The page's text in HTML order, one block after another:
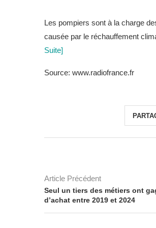
Les pompiers sont à la charge
causée par le réchauffement
Suite]
Source: www.radiofrance.fr
Article Précédent
Seul un tiers des métiers ont
d’achat entre 2019 et 2024